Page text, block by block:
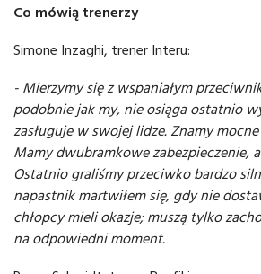
Co mówią trenerzy
Simone Inzaghi, trener Interu:
- Mierzymy się z wspaniałym
podobnie jak my, nie osiąga ostatnio
zasługuje w swojej lidze. Znamy
Mamy dwubramkowe zabezpieczenie,
Ostatnio graliśmy przeciwko bardzo
napastnik martwiłem się, gdy nie
chłopcy mieli okazje; muszą tylko
na odpowiedni moment.